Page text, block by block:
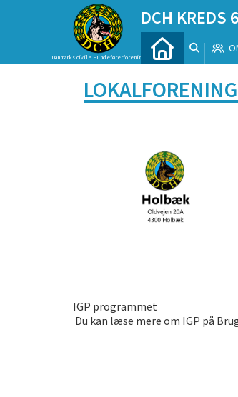
DCH KREDS 6
Danmarks civile Hundeførerforening
IGP programmet
Du kan læse mere om IGP på